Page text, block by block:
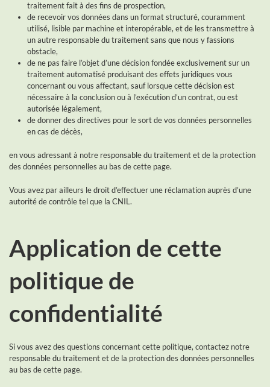
traitement fait à des fins de prospection,
de recevoir vos données dans un format structuré, couramment
utilisé, lisible par machine et interopérable, et de les transmettre à
un autre responsable du traitement sans que nous y fassions
obstacle,
de ne pas faire l’objet d’une décision fondée exclusivement sur un
traitement automatisé produisant des effets juridiques vous
concernant ou vous affectant, sauf lorsque cette décision est
nécessaire à la conclusion ou à l’exécution d’un contrat, ou est
autorisée légalement,
de donner des directives pour le sort de vos données personnelles
en cas de décès,
en vous adressant à notre responsable du traitement et de la protection
des données personnelles au bas de cette page.
Vous avez par ailleurs le droit d’effectuer une réclamation auprès d’une
autorité de contrôle tel que la CNIL.
Application de cette
politique de
confidentialité
Si vous avez des questions concernant cette politique, contactez notre
responsable du traitement et de la protection des données personnelles
au bas de cette page.